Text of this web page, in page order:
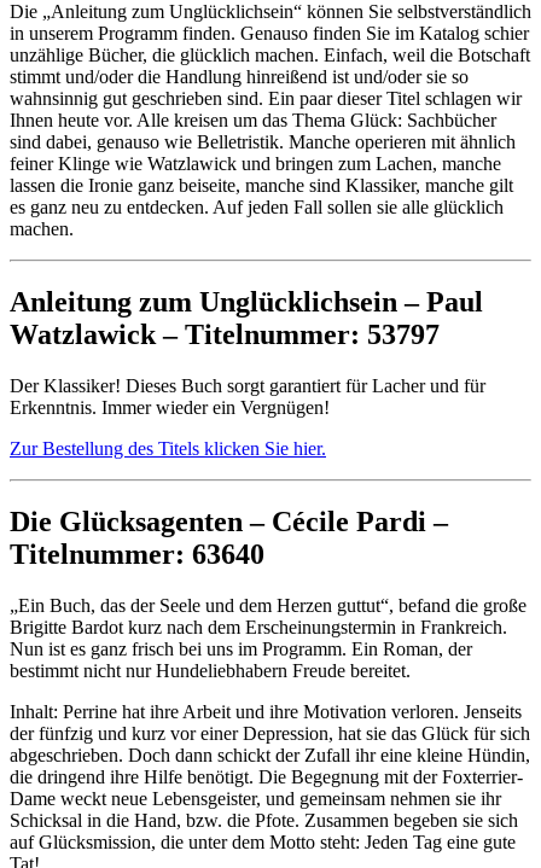
Die „Anleitung zum Unglücklichsein“ können Sie selbstverständlich
in unserem Programm finden. Genauso finden Sie im Katalog schier
unzählige Bücher, die glücklich machen. Einfach, weil die Botschaft
stimmt und/oder die Handlung hinreißend ist und/oder sie so
wahnsinnig gut geschrieben sind. Ein paar dieser Titel schlagen wir
Ihnen heute vor. Alle kreisen um das Thema Glück: Sachbücher
sind dabei, genauso wie Belletristik. Manche operieren mit ähnlich
feiner Klinge wie Watzlawick und bringen zum Lachen, manche
lassen die Ironie ganz beiseite, manche sind Klassiker, manche gilt
es ganz neu zu entdecken. Auf jeden Fall sollen sie alle glücklich
machen.
Anleitung zum Unglücklichsein – Paul
Watzlawick – Titelnummer: 53797
Der Klassiker! Dieses Buch sorgt garantiert für Lacher und für
Erkenntnis. Immer wieder ein Vergnügen!
Zur Bestellung des Titels klicken Sie hier.
Die Glücksagenten – Cécile Pardi –
Titelnummer: 63640
„Ein Buch, das der Seele und dem Herzen guttut“, befand die große
Brigitte Bardot kurz nach dem Erscheinungstermin in Frankreich.
Nun ist es ganz frisch bei uns im Programm. Ein Roman, der
bestimmt nicht nur Hundeliebhabern Freude bereitet.
Inhalt: Perrine hat ihre Arbeit und ihre Motivation verloren. Jenseits
der fünfzig und kurz vor einer Depression, hat sie das Glück für sich
abgeschrieben. Doch dann schickt der Zufall ihr eine kleine Hündin,
die dringend ihre Hilfe benötigt. Die Begegnung mit der Foxterrier-
Dame weckt neue Lebensgeister, und gemeinsam nehmen sie ihr
Schicksal in die Hand, bzw. die Pfote. Zusammen begeben sie sich
auf Glücksmission, die unter dem Motto steht: Jeden Tag eine gute
Tat!